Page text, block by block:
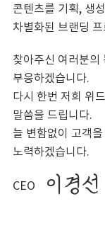
콘텐츠를 기획, 생
차별화된 브랜딩
찾아주신 여러분의
부응하겠습니다.
다시 한번 저희 위
말씀을 드립니다.
늘 변함없이 고객
노력하겠습니다.
CEO 이경선